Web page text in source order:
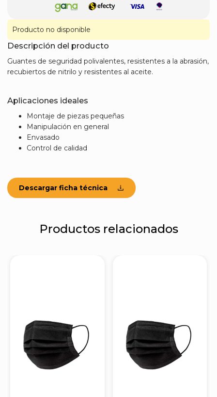
Producto no disponible
Descripción del producto
​Guantes de seguridad polivalentes, resistentes a la abrasión,
recubiertos de nitrilo y resistentes al aceite.
Aplicaciones ideales
Montaje de piezas pequeñas
Manipulación en general
Envasado
Control de calidad
Descargar ficha técnica
Productos relacionados